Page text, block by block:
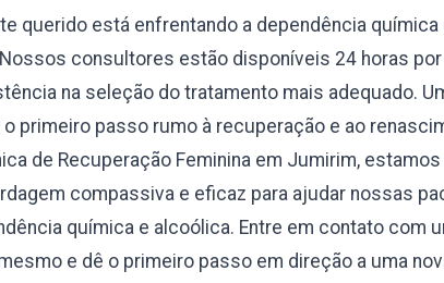
querido está enfrentando a dependência
consultores estão disponíveis 24 horas
na seleção do tratamento mais adequado.
primeiro passo rumo à recuperação e ao
de Recuperação Feminina em Jumirim,
compassiva e eficaz para ajudar nossas
química e alcoólica. Entre em contato com
e dê o primeiro passo em direção a uma